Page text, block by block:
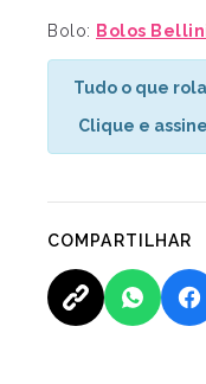
Bolo: Bolos
Tudo o que
Clique e
COMPARTILHAR